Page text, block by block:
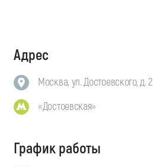
Адрес
Москва, ул. Достоевского, д. 2
«Достоевская»
График работы